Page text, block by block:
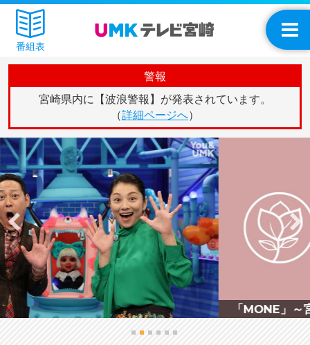
番組表
警報
宮崎県内に【波浪警報】が発表されています。
（詳細ページへ）
「MONE」～宮崎の”わたし時間”を彩るメディア～